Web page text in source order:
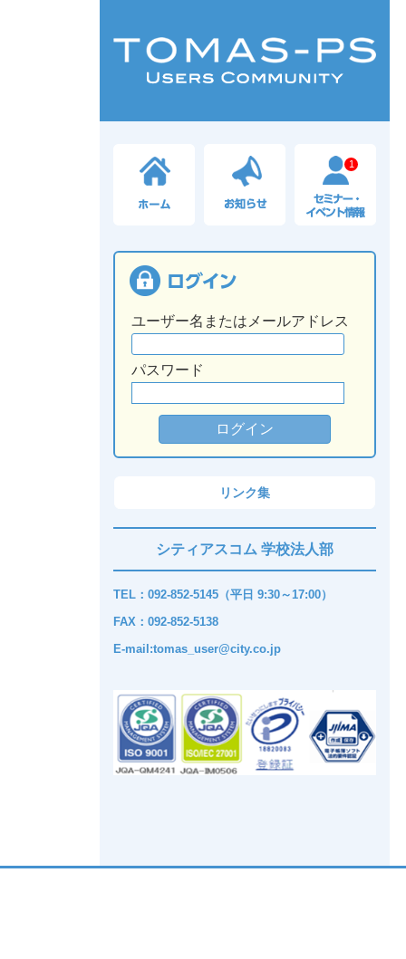
1
ユーザー名またはメールアドレス
パスワード
リンク集
シティアスコム 学校法人部
TEL：092-852-5145（平日 9:30～17:00）
FAX：092-852-5138
E-mail:tomas_user@city.co.jp